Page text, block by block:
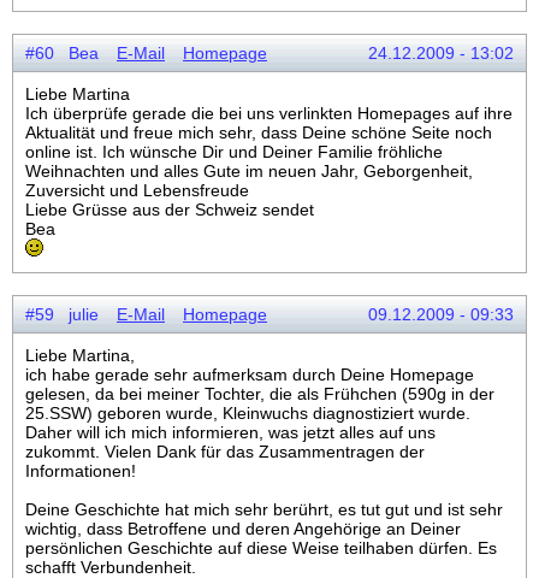
#60 Bea E-Mail Homepage 24.12.2009 - 13:02
Liebe Martina
Ich überprüfe gerade die bei uns verlinkten Homepages auf ihre
Aktualität und freue mich sehr, dass Deine schöne Seite noch
online ist. Ich wünsche Dir und Deiner Familie fröhliche
Weihnachten und alles Gute im neuen Jahr, Geborgenheit,
Zuversicht und Lebensfreude
Liebe Grüsse aus der Schweiz sendet
Bea
#59 julie E-Mail Homepage 09.12.2009 - 09:33
Liebe Martina,
ich habe gerade sehr aufmerksam durch Deine Homepage
gelesen, da bei meiner Tochter, die als Frühchen (590g in der
25.SSW) geboren wurde, Kleinwuchs diagnostiziert wurde.
Daher will ich mich informieren, was jetzt alles auf uns
zukommt. Vielen Dank für das Zusammentragen der
Informationen!
Deine Geschichte hat mich sehr berührt, es tut gut und ist sehr
wichtig, dass Betroffene und deren Angehörige an Deiner
persönlichen Geschichte auf diese Weise teilhaben dürfen. Es
schafft Verbundenheit.